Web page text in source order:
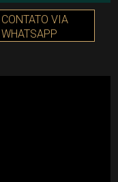
CONTATO VIA
WHATSAPP